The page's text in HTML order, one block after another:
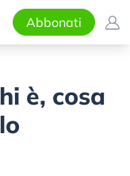
Abbonati
è, cosa